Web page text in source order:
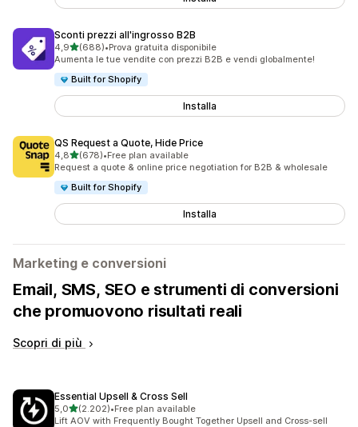
Sconti prezzi all'ingrosso B2B
4,9stelle su 5
(688)
688 recensioni totali
•Prova gratuita disponibile
Aumenta le tue vendite con prezzi B2B e vendi globalmente!
Built for Shopify
Installa
QS Request a Quote, Hide Price
4,8stelle su 5
(678)
678 recensioni totali
•Free plan available
Request a quote & online price negotiation for B2B & wholesale
Built for Shopify
Installa
Marketing e conversioni
Email, SMS, SEO e strumenti di conversioni
che promuovono risultati reali
Scopri di più
Essential Upsell & Cross Sell
5,0stelle su 5
(2.202)
2202 recensioni totali
•Free plan available
Lift AOV with Frequently Bought Together Upsell and Cross-sell